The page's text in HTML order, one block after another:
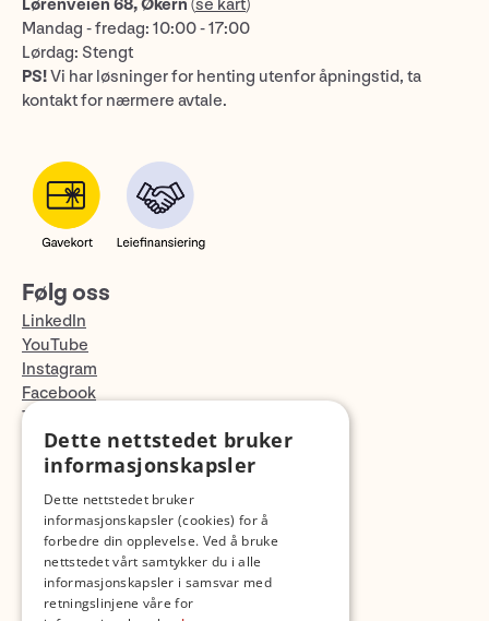
Lørenveien 68, Økern (se kart)
Mandag - fredag: 10:00 - 17:00
Lørdag: Stengt
PS!Vi har løsninger for henting utenfor åpningstid, ta
kontakt for nærmere avtale.
Følg oss
LinkedIn
YouTube
Instagram
Facebook
TikTok
Fotopodden
Dette nettstedet bruker
informasjonskapsler
Dette nettstedet bruker
informasjonskapsler (cookies) for å
forbedre din opplevelse. Ved å bruke
nettstedet vårt samtykker du i alle
informasjonskapsler i samsvar med
retningslinjene våre for